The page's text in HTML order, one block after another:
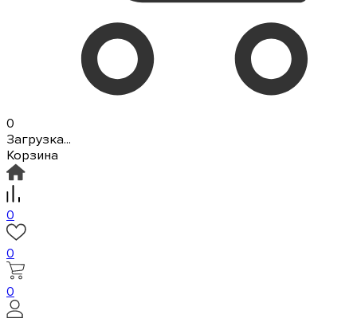
0
Загрузка...
Корзина
0
0
0